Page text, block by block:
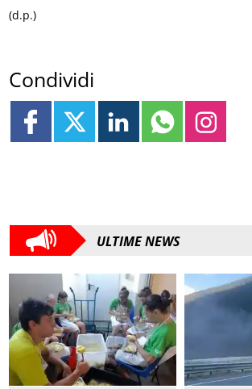
(d.p.)
Condividi
ULTIME NEWS